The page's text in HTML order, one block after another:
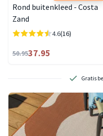
Rond buitenkleed - Costa
Zand
4.6(16)
50.9537.95
Gratis bezorgd vanaf 89 euro